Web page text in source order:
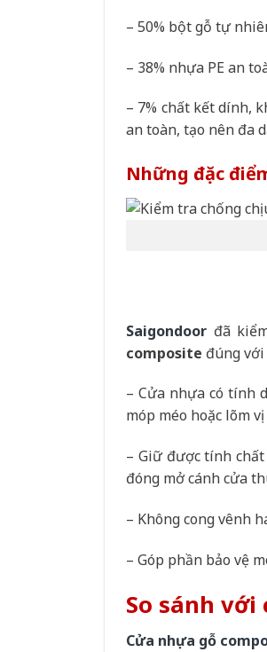
– 50% bột gỗ tự
– 38% nhựa PE an
– 7% chất kết dính,
an toàn, tạo nên đa
Những đặc
Saigondoor đã
composite đúng
– Cửa nhựa có tính
móp méo hoặc lõm
– Giữ được tính chất
đóng mở cánh cửa
– Không cong vênh
– Góp phần bảo vệ
So sánh
Cửa nhựa gỗ